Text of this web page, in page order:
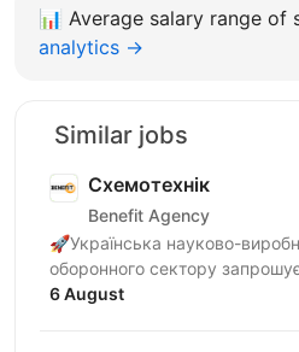
📊 Average salary range of
analytics →
Similar jobs
Схемотехнік
Benefit Agency
🚀Українська науково-
оборонного сектору
схемотехніка до команди в
6 August